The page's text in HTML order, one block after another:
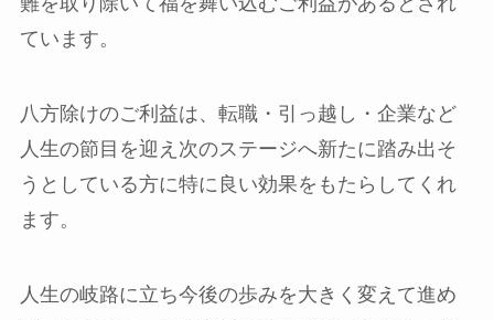
ています。
八方除けのご利益は、転職・引っ越し・企業など
人生の節目を迎え次のステージへ新たに踏み出そ
うとしている方に特に良い効果をもたらしてくれ
ます。
人生の岐路に立ち今後の歩みを大きく変えて進め